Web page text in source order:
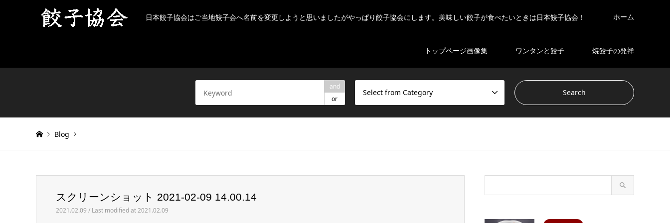
日本餃子協会はご当地餃子会へ名前を変更しようと思いましたがやっぱり餃子協会にします。美味しい餃子が食べたいときは日本餃子協会！ ホーム
トップページ画像集 ワンタンと餃子 焼餃子の発祥
and
or
Select from Category
Blog
スクリーンショット 2021-02-09 14.00.14
スクリーンショット 2021-02-09 14.00.14
2021.02.09 / Last modified at 2021.02.09